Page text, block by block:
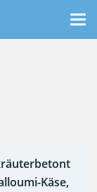
Käse,